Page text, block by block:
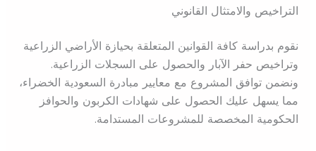
التراخيص والامتثال القانوني
نقوم بدراسة كافة القوانين المتعلقة بحيازة الأراضي الزراعية
وتراخيص حفر الآبار والحصول على السجلات الزراعية.
ونضمن توافق المشروع مع معايير مبادرة السعودية الخضراء،
مما يسهل عليك الحصول على شهادات الكربون والحوافز
الحكومية المخصصة للمشروعات المستدامة.